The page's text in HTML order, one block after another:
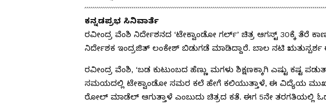
ಕನ್ನಡಪ್ರಭ ಸಿನಿವಾರ್ತೆ
ರವೀಂದ್ರ ವೆಂಶಿ ನಿರ್ದೇಶನದ ‘ಟೇಕ್ವಾಂಡೋ ಗರ್ಲ್’ ಚಿತ್ರ ಆಗಸ್ಟ್‌ 30ಕ್ಕೆ ತೆರೆ
ನಿರ್ದೇಶಕ ಇಂದ್ರಜಿತ್‌ ಲಂಕೇಶ್‌ ಬಿಡುಗಡೆ ಮಾಡಿದ್ದಾರೆ. ಬಾಲ ನಟಿ ಋತುಸ್ಪರ್ಶ
ರವೀಂದ್ರ ವೆಂಶಿ, ‘ಬಡ ಕುಟುಂಬದ ಹೆಣ್ಣು ಮಗಳು ಶಿಕ್ಷಣಕ್ಕಾಗಿ ಎಷ್ಟು ಕಷ್ಟ
ಸಮಯದಲ್ಲಿ ಟೇಕ್ವಾಂಡೋ ಸಮರ ಕಲೆ ಹೇಗೆ ಕಲಿಯುತ್ತಾಳೆ, ಈ ವಿದ್ಯೆಯ
ರೋಲ್‌ ಮಾಡೆಲ್‌ ಆಗುತ್ತಾಳೆ ಎಂಬುದು ಚಿತ್ರದ ಕತೆ. ಈಗ 5ನೇ ತರಗತಿಯಲ್ಲಿ